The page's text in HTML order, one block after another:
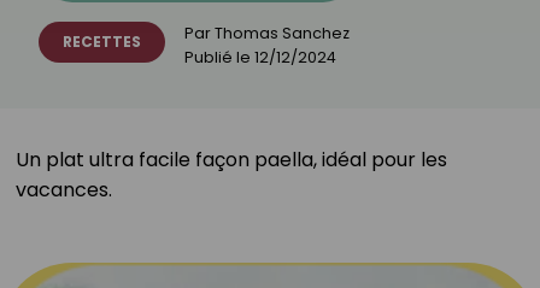
RECETTES ParThomas Sanchez
Publié le 12/12/2024
Un plat ultra facile façon paella, idéal pour les
vacances.